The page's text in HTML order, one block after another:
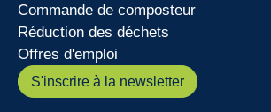
Commande de composteur
Réduction des déchets
Offres d'emploi
S'inscrire à la newsletter